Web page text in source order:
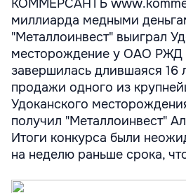
КОММЕРСАНТЪ
миллиарда медными
"Металлоинвест" выиграл
месторождение у ОАО РЖД
завершилась длившаяся 16
продажи одного из
Удоканского
получил "Металлоинвест"
Итоги конкурса были
на неделю раньше срока,